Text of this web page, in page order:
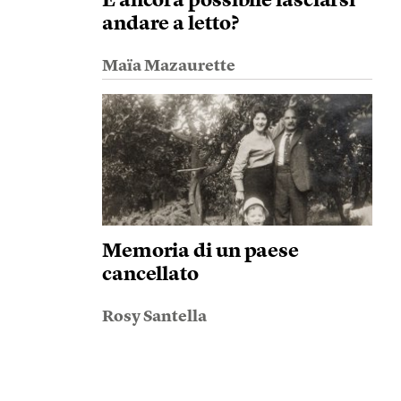
andare a letto?
Maïa Mazaurette
Memoria di un paese
cancellato
Rosy Santella